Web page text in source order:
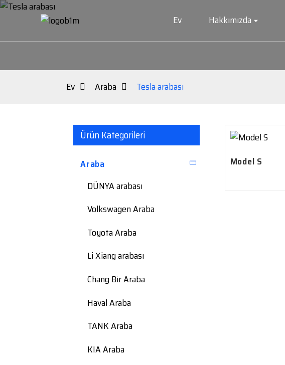
Ev Hakkımızda
Ev Araba Tesla arabası
Ürün Kategorileri
Araba
DÜNYA arabası
Volkswagen Araba
Toyota Araba
Li Xiang arabası
Chang Bir Araba
Haval Araba
TANK Araba
KIA Araba
Model S